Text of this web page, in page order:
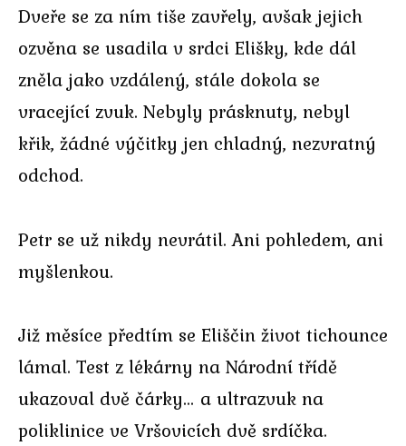
Dveře se za ním tiše zavřely, avšak jejich
ozvěna se usadila v srdci Elišky, kde dál
zněla jako vzdálený, stále dokola se
vracející zvuk. Nebyly prásknuty, nebyl
křik, žádné výčitky jen chladný, nezvratný
odchod.
Petr se už nikdy nevrátil. Ani pohledem, ani
myšlenkou.
Již měsíce předtím se Eliščin život tichounce
lámal. Test z lékárny na Národní třídě
ukazoval dvě čárky… a ultrazvuk na
poliklinice ve Vršovicích dvě srdíčka.